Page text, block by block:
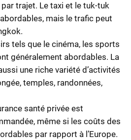
par trajet. Le taxi et le tuk-tuk
mais le trafic peut
tels que le cinéma, les sports
généralement abordables. La
une riche variété d’activités
temples, randonnées,
santé privée est
même si les coûts des
par rapport à l’Europe.